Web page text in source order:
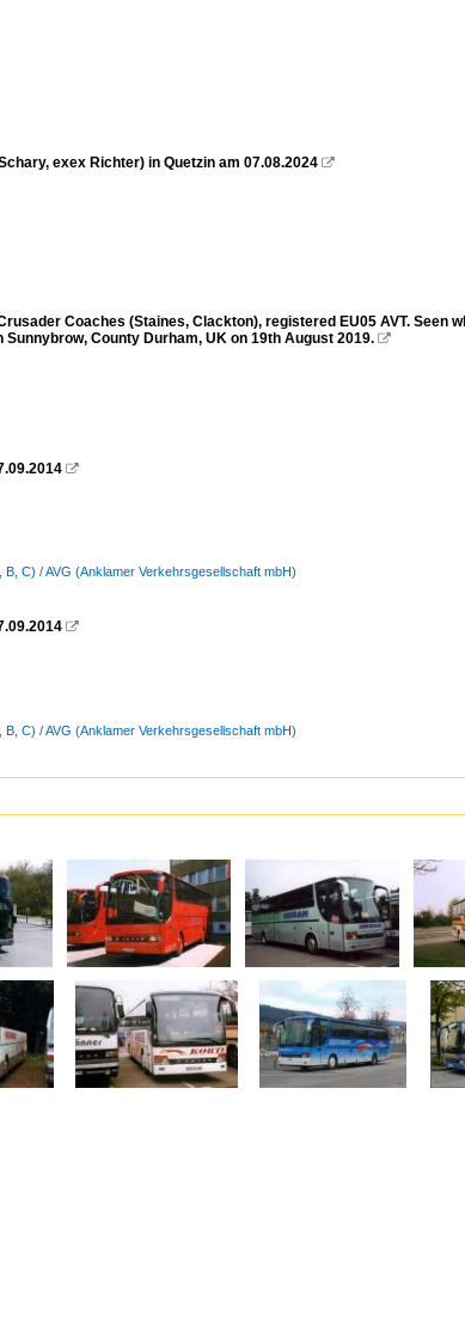
exex Richter) in Quetzin am 07.08.2024 
Coaches (Staines, Clackton), registered EU05 AVT. Seen
County Durham, UK on 19th August 2019. 

C) / AVG (Anklamer Verkehrsgesellschaft mbH)

C) / AVG (Anklamer Verkehrsgesellschaft mbH)